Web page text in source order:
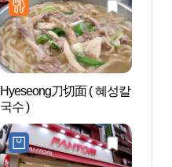
Hyeseong刀切面 ( 혜성칼
국수 )